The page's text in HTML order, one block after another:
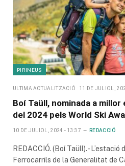
PIRINEUS
ULTIMA ACTUALITZACIÓ 11 DE JULIOL,
Boí Taüll, nominada a
del 2024 pels World Ski
10 DE JULIOL, 2024 - 13:37 REDACCIÓ
REDACCIÓ. (Boí Taüll).-
Ferrocarrils de la Generalitat de